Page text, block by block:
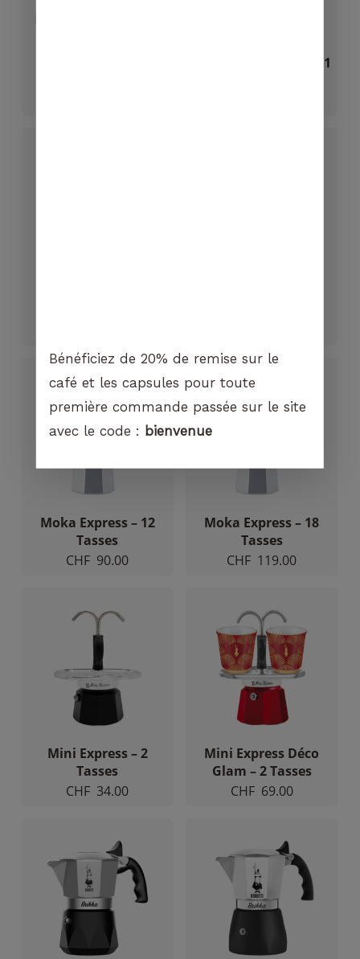
Moka Express Noir – 1
Moka Express – 12
Tasses
CHF 90.00
Moka Express – 18
Tasses
CHF 119.00
Mini Express – 2
Tasses
CHF 34.00
Mini Express Déco
Glam – 2 Tasses
CHF 69.00
Bénéficiez de 20% de remise sur le
café et les capsules pour toute
première commande passée sur le site
avec le code : bienvenue